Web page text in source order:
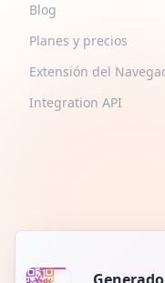
Blog
Planes y precios
Extensión del
Integration API